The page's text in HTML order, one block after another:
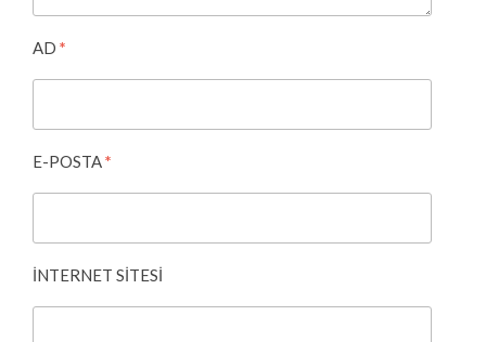
AD *
E-POSTA*
İNTERNET SITESI